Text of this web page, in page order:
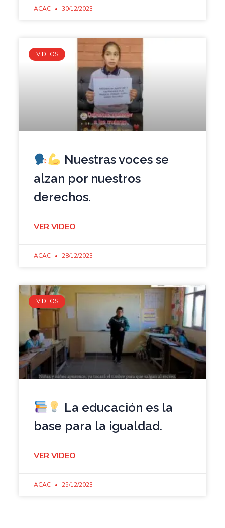
ACAC 30/12/2023
VIDEOS
Nuestras voces se
alzan por nuestros
derechos.
VER VIDEO
ACAC 28/12/2023
VIDEOS
La educación es la
base para la igualdad.
VER VIDEO
ACAC 25/12/2023